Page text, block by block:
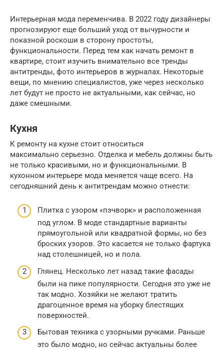
Интерьерная мода переменчива. В 2022 году дизайнеры
прогнозируют еще больший уход от вычурности и
показной роскоши в сторону простоты,
функциональности. Перед тем как начать ремонт в
квартире, стоит изучить внимательно все тренды
антитренды, фото интерьеров в журналах. Некоторые
вещи, по мнению специалистов, уже через несколько
лет будут не просто не актуальными, как сейчас, но
даже смешными.
Кухня
К ремонту на кухне стоит относиться
максимально серьезно. Отделка и мебель должны быть
не только красивыми, но и функциональными. В
кухонном интерьере мода меняется чаще всего. На
сегодняшний день к антитрендам можно отнести:
Плитка с узором «пэчворк» и расположенная
под углом. В моде стандартные варианты
прямоугольной или квадратной формы, но без
броских узоров. Это касается не только фартука
над столешницей, но и пола.
Глянец. Несколько лет назад такие фасады
были на пике популярности. Сегодня это уже не
так модно. Хозяйки не желают тратить
драгоценное время на уборку блестящих
поверхностей.
Бытовая техника с узорными ручками. Раньше
это было модно, но сейчас актуальны более